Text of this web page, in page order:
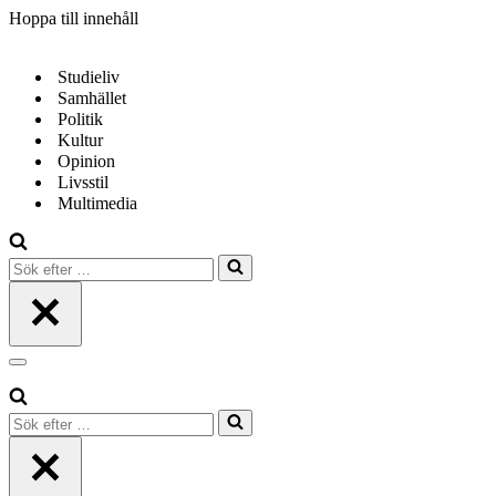
Hoppa till innehåll
Studieliv
Samhället
Politik
Kultur
Opinion
Livsstil
Multimedia
Sök
efter
Navigeringsmeny
Sök
efter